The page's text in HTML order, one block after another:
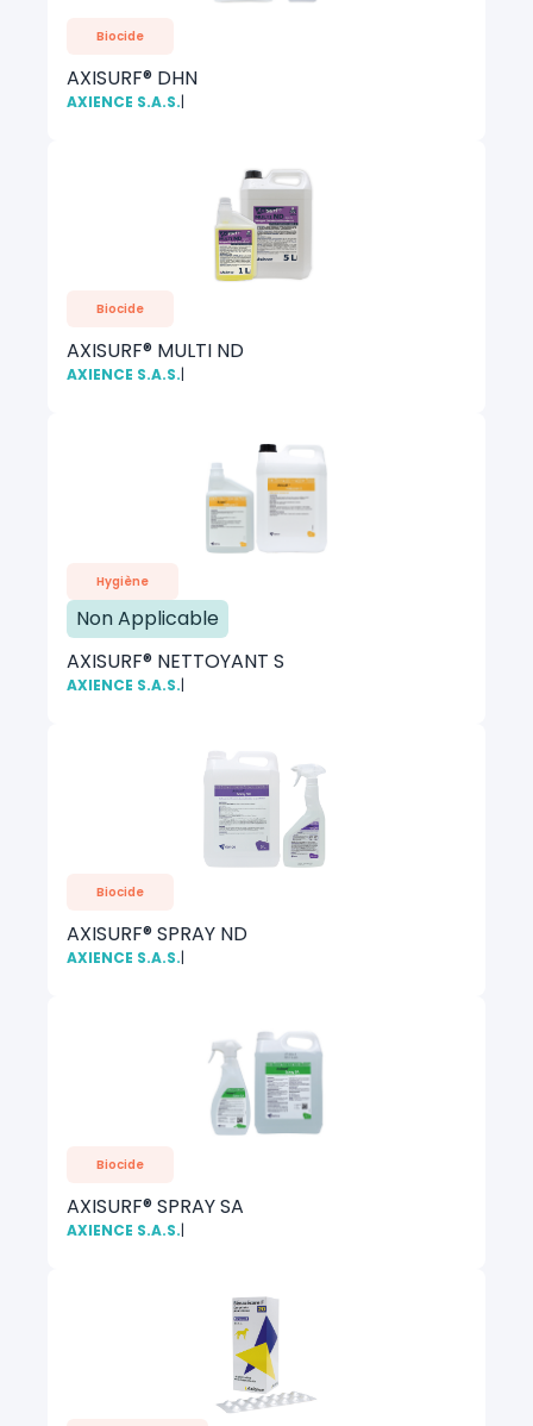
Biocide
AXISURF® DHN
AXIENCE S.A.S.|
Biocide
AXISURF® MULTI ND
AXIENCE S.A.S.|
Hygiène
Non Applicable
AXISURF® NETTOYANT S
AXIENCE S.A.S.|
Biocide
AXISURF® SPRAY ND
AXIENCE S.A.S.|
Biocide
AXISURF® SPRAY SA
AXIENCE S.A.S.|